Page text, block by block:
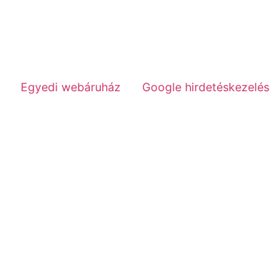
Egyedi webáruház Google hirdetéskezelés